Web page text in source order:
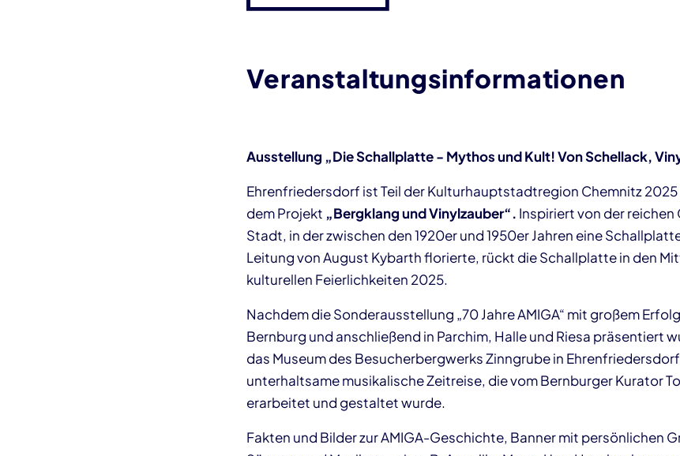
Veranstaltungsinformationen
Ausstellung „Die Schallplatte - Mythos und Kult! Von Schellack,
Ehrenfriedersdorf ist Teil der Kulturhauptstadtregion Chemnitz
dem Projekt „Bergklang und Vinylzauber“. Inspiriert von der
Stadt, in der zwischen den 1920er und 1950er Jahren eine
Leitung von August Kybarth florierte, rückt die Schallplatte in den
kulturellen Feierlichkeiten 2025.
Nachdem die Sonderausstellung „70 Jahre AMIGA“ mit großem
Bernburg und anschließend in Parchim, Halle und Riesa präsentiert
das Museum des Besucherbergwerks Zinngrube in
unterhaltsame musikalische Zeitreise, die vom Bernburger Kurator
erarbeitet und gestaltet wurde.
Fakten und Bilder zur AMIGA-Geschichte, Banner mit persönlichen